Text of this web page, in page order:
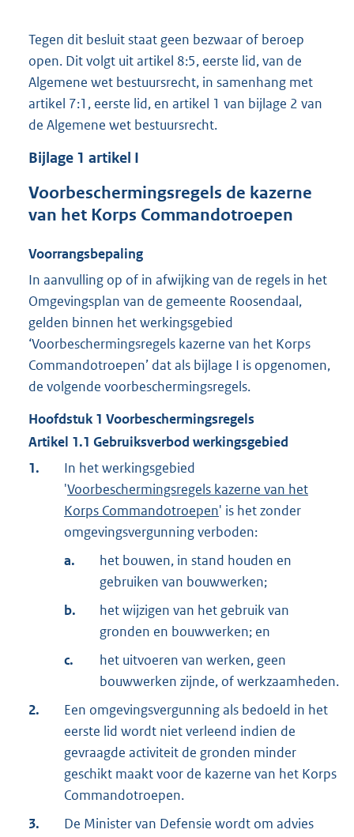
Tegen dit besluit staat geen bezwaar of beroep
open. Dit volgt uit artikel 8:5, eerste lid, van de
Algemene wet bestuursrecht, in samenhang met
artikel 7:1, eerste lid, en artikel 1 van bijlage 2 van
de Algemene wet bestuursrecht.
Bijlage 1 artikel I
Voorbeschermingsregels de kazerne
van het Korps Commandotroepen
Voorrangsbepaling
In aanvulling op of in afwijking van de regels in het
Omgevingsplan van de gemeente Roosendaal,
gelden binnen het werkingsgebied
‘Voorbeschermingsregels kazerne van het Korps
Commandotroepen’ dat als bijlage I is opgenomen,
de volgende voorbeschermingsregels.
Hoofdstuk 1 Voorbeschermingsregels
Artikel 1.1 Gebruiksverbod werkingsgebied
1.
In het werkingsgebied
'Voorbeschermingsregels kazerne van het
Korps Commandotroepen' is het zonder
omgevingsvergunning verboden:
a.
het bouwen, in stand houden en
gebruiken van bouwwerken;
b.
het wijzigen van het gebruik van
gronden en bouwwerken; en
c.
het uitvoeren van werken, geen
bouwwerken zijnde, of werkzaamheden.
2.
Een omgevingsvergunning als bedoeld in het
eerste lid wordt niet verleend indien de
gevraagde activiteit de gronden minder
geschikt maakt voor de kazerne van het Korps
Commandotroepen.
3.
De Minister van Defensie wordt om advies